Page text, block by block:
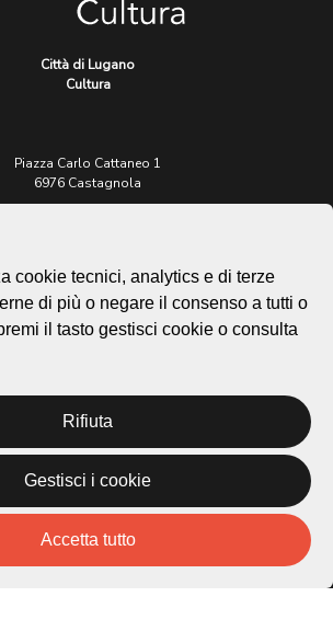
Città di Lugano
Cultura
Piazza Carlo Cattaneo 1
6976 Castagnola
Per informazioni:
patrimonio@lugano.ch
t. +41 58 866 68 50
Cookie policy
Credits
Homepage
Temi
Mappa
cookie tecnici, analytics e di terze
di più o negare il consenso a tutti o
il tasto gestisci cookie o consulta
Rifiuta
Gestisci i cookie
Accetta tutto